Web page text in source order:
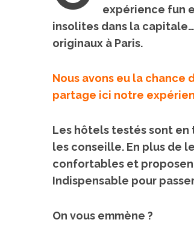
expérience fun
insolites dans la
originaux à Paris.
Nous avons eu la
partage ici notre
Les hôtels testés sont en
les conseille. En plus de
confortables et
Indispensable pour
On vous emmène ?